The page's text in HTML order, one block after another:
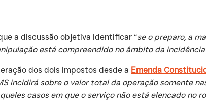
a discussão objetiva identificar “se o preparo, a
está compreendido no âmbito da incidência
dos dois impostos desde a Emenda
incidirá sobre o valor total da operação somente
casos em que o serviço não está elencado no